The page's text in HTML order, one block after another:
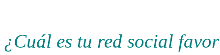
¿Cuál es tu red social